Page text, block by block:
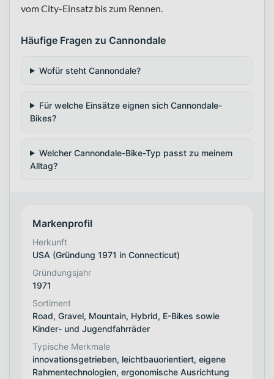
vom City-Einsatz bis zum Rennen.
Häufige Fragen zu Cannondale
Wofür steht Cannondale?
Für welche Einsätze eignen sich Cannondale-
Bikes?
Welcher Cannondale-Bike-Typ passt zu meinem
Alltag?
Markenprofil
Herkunft
USA (Gründung 1971 in Connecticut)
Gründungsjahr
1971
Sortiment
Road, Gravel, Mountain, Hybrid, E-Bikes sowie
Kinder- und Jugendfahrräder
Typische Merkmale
innovationsgetrieben, leichtbauorientiert, eigene
Rahmentechnologien, ergonomische Ausrichtung